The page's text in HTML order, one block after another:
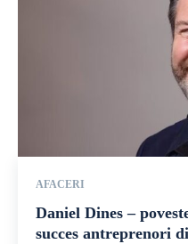
AFACERI
Daniel Dines –
succes antreprenori